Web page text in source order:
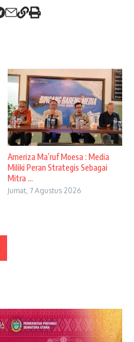
Ameriza Ma’ruf Moesa : Media
Miliki Peran Strategis Sebagai
Mitra ...
Jumat, 7 Agustus 2026